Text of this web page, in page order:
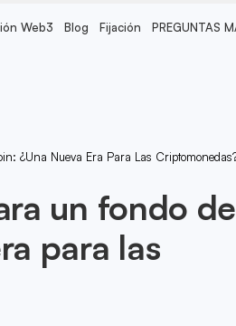
Web3 Blog Fijación PREGUNTAS
¿Una Nueva Era Para Las
un fondo de
para las